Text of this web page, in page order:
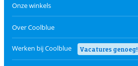
Onze winkels
Over Coolblue
Werken bij Coolblue Vacatures genoeg!